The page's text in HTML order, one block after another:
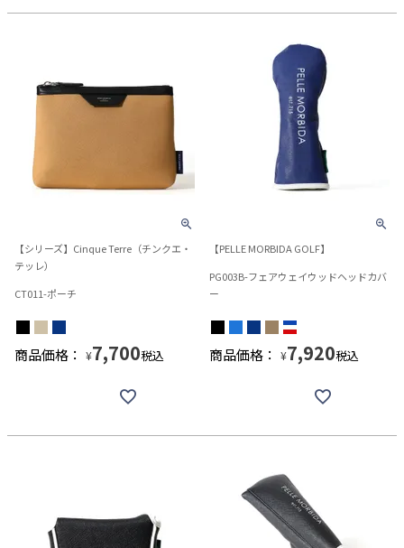
【シリーズ】Cinque Terre（チンクエ・
テッレ）
CT011-ポーチ
商品価格： ¥7,700税込
【PELLE MORBIDA GOLF】
PG003B-フェアウェイウッドヘッドカバ
ー
商品価格： ¥7,920税込